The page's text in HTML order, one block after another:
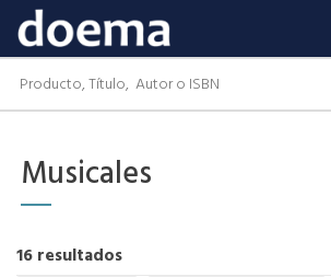
Musicales
16 resultados